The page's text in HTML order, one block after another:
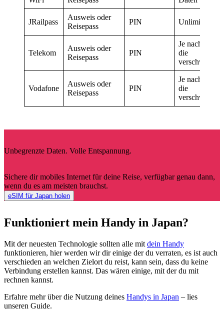
JRailpass
Ausweis oder
Reisepass
PIN Unlimitiert
Telekom
Ausweis oder
Reisepass
PIN
Je nachdem,
die
Vodafone
Ausweis oder
Reisepass
PIN
Je nachdem,
die
Unbegrenzte Daten. Volle Entspannung.
Sichere dir mobiles Internet für deine Reise, verfügbar genau dann,
wenn du es am meisten brauchst.
eSIM für Japan holen
Funktioniert mein Handy in Japan?
Mit der neuesten Technologie sollten alle mit dein Handy
funktionieren, hier werden wir dir einige der du verraten, es ist auch
verschieden an welchen Zielort du reist, kann sein, dass du keine
Verbindung erstellen kannst. Das wären einige, mit der du mit
rechnen kannst.
Erfahre mehr über die Nutzung deines Handys in Japan – lies
unseren Guide.